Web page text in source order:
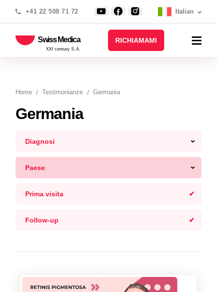
+41 22 508 71 72 Italian
Swiss Medica
XXI century S.A.
RICHIAMAMI
Home Testimonianze Germania
Germania
Diagnosi
Paese
Prima visita
Follow-up